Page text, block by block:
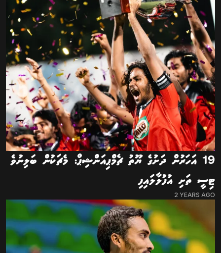
19 އަހަރުން ދަށުގެ ޔޫތު ޗެމްޕިއަންޝިޕް: މެޗަކުން ބަލިނުވެ
ޓިސީ ތަށި އުފުލާލައިފި
2 YEARS AGO